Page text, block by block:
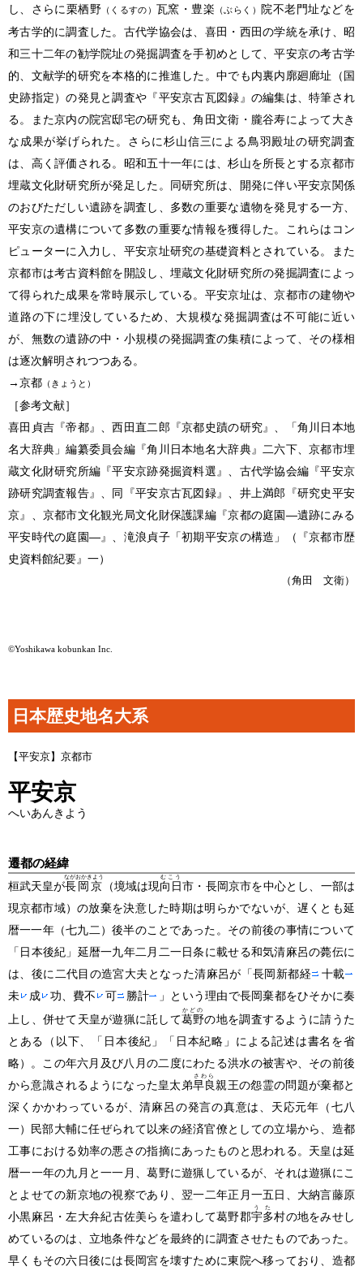
し、さらに栗栖野 （くるすの） 瓦窯・豊楽 （ぶらく）
院不老門址などを
考古学的に調査した。古代学協会は、喜田・西田の学統を承け、昭
和三十二年の勧学院址の発掘調査を手初めとして、平安京の考古学
的、文献学的研究を本格的に推進した。中でも内裏内廓廻廊址（国
史跡指定）の発見と調査や『平安京古瓦図録』の編集は、特筆され
る。また京内の院宮邸宅の研究も、角田文衛・朧谷寿によって大き
な成果が挙げられた。さらに杉山信三による鳥羽殿址の研究調査
は、高く評価される。昭和五十一年には、杉山を所長とする京都市
埋蔵文化財研究所が発足した。同研究所は、開発に伴い平安京関係
のおびただしい遺跡を調査し、多数の重要な遺物を発見する一方、
平安京の遺構について多数の重要な情報を獲得した。これらはコン
ピューターに入力し、平安京址研究の基礎資料とされている。また
京都市は考古資料館を開設し、埋蔵文化財研究所の発掘調査によっ
て得られた成果を常時展示している。平安京址は、京都市の建物や
道路の下に埋没しているため、大規模な発掘調査は不可能に近い
が、無数の遺跡の中・小規模の発掘調査の集積によって、その様相
は逐次解明されつつある。
→京都 （きょうと）
［参考文献］
喜田貞吉『帝都』、西田直二郎『京都史蹟の研究』、「角川日本地
名大辞典」編纂委員会編『角川日本地名大辞典』二六下、京都市埋
蔵文化財研究所編『平安京跡発掘資料選』、古代学協会編『平安京
跡研究調査報告』、同『平安京古瓦図録』、井上満郎『研究史平安
京』、京都市文化観光局文化財保護課編『京都の庭園―遺跡にみる
平安時代の庭園―』、滝浪貞子「初期平安京の構造」（『京都市歴
史資料館紀要』一）
（角田 文衛）
©Yoshikawa kobunkan Inc.
日本歴史地名大系
【平安京】京都市
平安京
へいあんきよう
遷都の経緯
桓武天皇が長岡京
ながおかきよう
（境域は現向日
むこう
市・長岡京市を中心とし、一部は
現京都市域） の放棄を決意した時期は明らかでないが、遅くとも延
暦一一年 （七九二） 後半のことであった。その前後の事情について
「日本後紀」延暦一九年二月二一日条に載せる和気清麻呂の薨伝に
は、後に二代目の造宮大夫となった清麻呂が「長岡新都経
十載
未
成 功、費不 可 勝計
」という理由で長岡棄都をひそかに奏
上し、併せて天皇が遊猟に託して葛野
かどの
の地を調査するように請うた
とある
（以下、「日本後紀」「日本紀略」による記述は書名を省
略）
。この年六月及び八月の二度にわたる洪水の被害や、その前後
から意識されるようになった皇太弟早良
さわら
親王の怨霊の問題が棄都と
深くかかわっているが、清麻呂の発言の真意は、天応元年 （七八
一）
民部大輔に任ぜられて以来の経済官僚としての立場から、造都
工事における効率の悪さの指摘にあったものと思われる。天皇は延
暦一一年の九月と一一月、葛野に遊猟しているが、それは遊猟にこ
とよせての新京地の視察であり、翌一二年正月一五日、大納言藤原
小黒麻呂・左大弁紀古佐美らを遣わして葛野郡宇多
うた
村の地をみせし
めているのは、立地条件などを最終的に調査させたものであった。
早くもその六日後には長岡宮を壊すために東院へ移っており、造都